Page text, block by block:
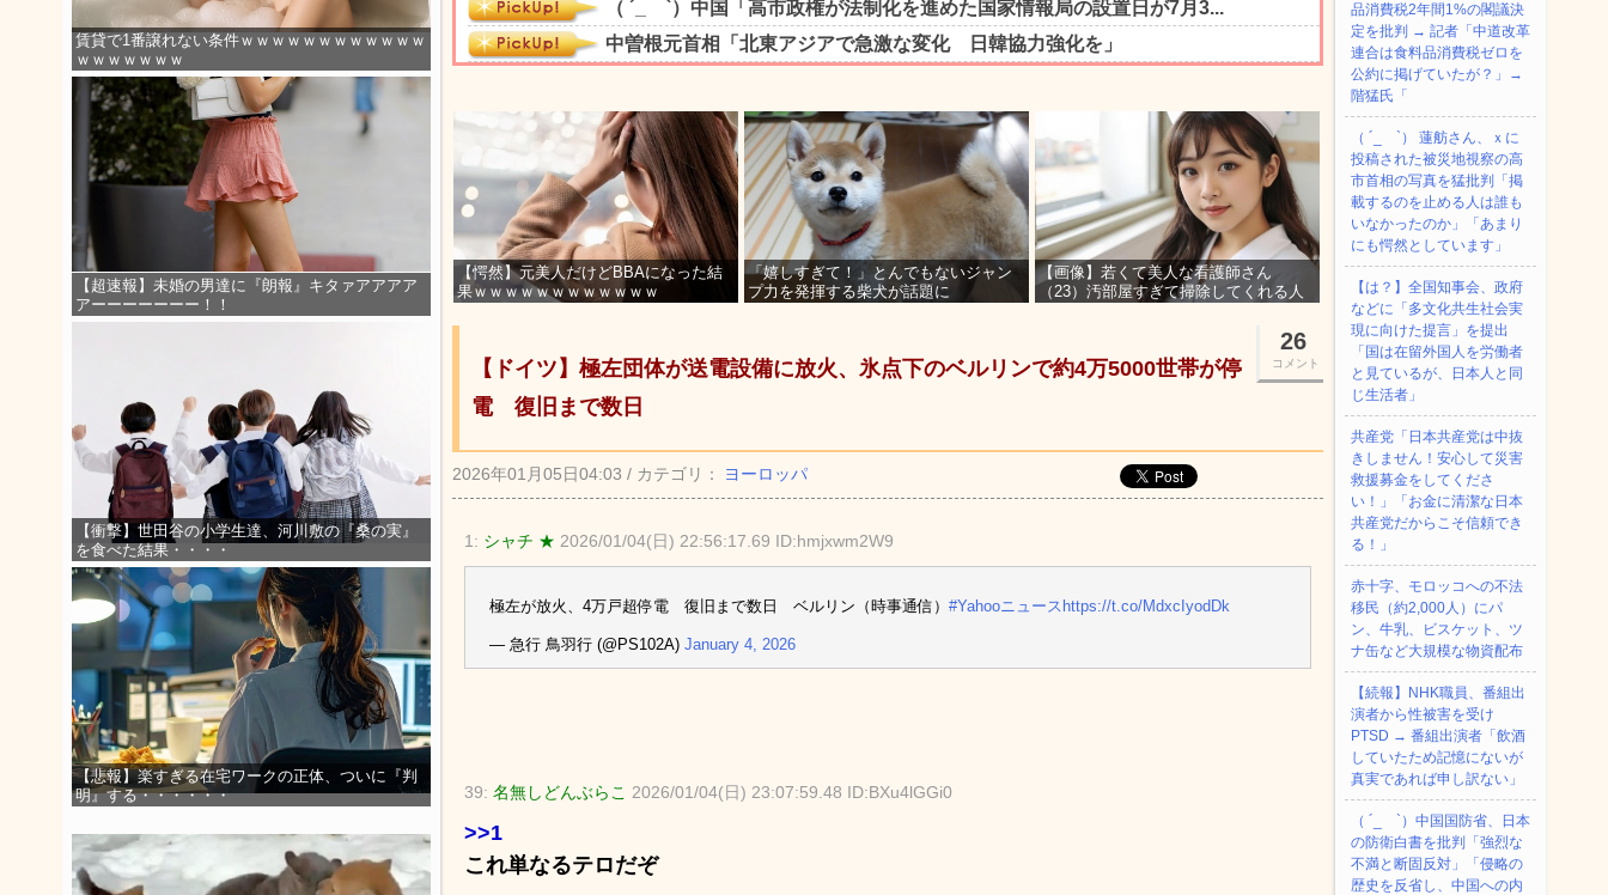
賃貸で1番譲れない条件ｗｗｗｗｗｗｗｗｗｗｗｗ
ｗｗｗｗｗｗｗ
【超速報】未婚の男達に『朗報』キタァアアアア
アーーーーーーー！！
【衝撃】世田谷の小学生達、河川敷の『桑の実』
を食べた結果・・・・
【悲報】楽すぎる在宅ワークの正体、ついに『判
明』する・・・・・・
【愕然】元美人だけどBBAになった結
果ｗｗｗｗｗｗｗｗｗｗｗｗ
「嬉しすぎて！」とんでもないジャン
プ力を発揮する柴犬が話題に
【画像】若くて美人な看護師さん
（23）汚部屋すぎて掃除してくれる人
26
コメント
【ドイツ】極左団体が送電設備に放火、氷点下のベルリンで約4万5000世帯が停
電 復旧まで数日
2026年01月05日04:03 / カテゴリ： ヨーロッパ
1: シャチ ★ 2026/01/04(日) 22:56:17.69 ID:hmjxwm2W9
極左が放火、4万戸超停電 復旧まで数日 ベルリン（時事通信） #Yahooニュース https://t.co/MdxcIyodDk
— 急行 鳥羽行 (@PS102A) January 4, 2026
39: 名無しどんぶらこ 2026/01/04(日) 23:07:59.48 ID:BXu4lGGi0
>>1
これ単なるテロだぞ
品消費税2年間1%の閣議決
定を批判 → 記者「中道改革
連合は食料品消費税ゼロを
公約に掲げていたが？」→
階猛氏「
（ ´_ゝ`） 蓮舫さん、ｘに
投稿された被災地視察の高
市首相の写真を猛批判「掲
載するのを止める人は誰も
いなかったのか」「あまり
にも愕然としています」
【は？】全国知事会、政府
などに「多文化共生社会実
現に向けた提言」を提出
「国は在留外国人を労働者
と見ているが、日本人と同
じ生活者」
共産党「日本共産党は中抜
きしません！安心して災害
救援募金をしてくださ
い！」「お金に清潔な日本
共産党だからこそ信頼でき
る！」
赤十字、モロッコへの不法
移民（約2,000人）にパ
ン、牛乳、ビスケット、ツ
ナ缶など大規模な物資配布
【続報】NHK職員、番組出
演者から性被害を受け
PTSD → 番組出演者「飲酒
していたため記憶にないが
真実であれば申し訳ない」
（ ´_ゝ`）中国国防省、日本
の防衛白書を批判「強烈な
不満と断固反対」「侵略の
歴史を反省し、中国への内